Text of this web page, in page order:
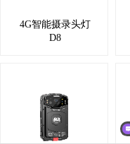
4G智能摄录头灯
D8